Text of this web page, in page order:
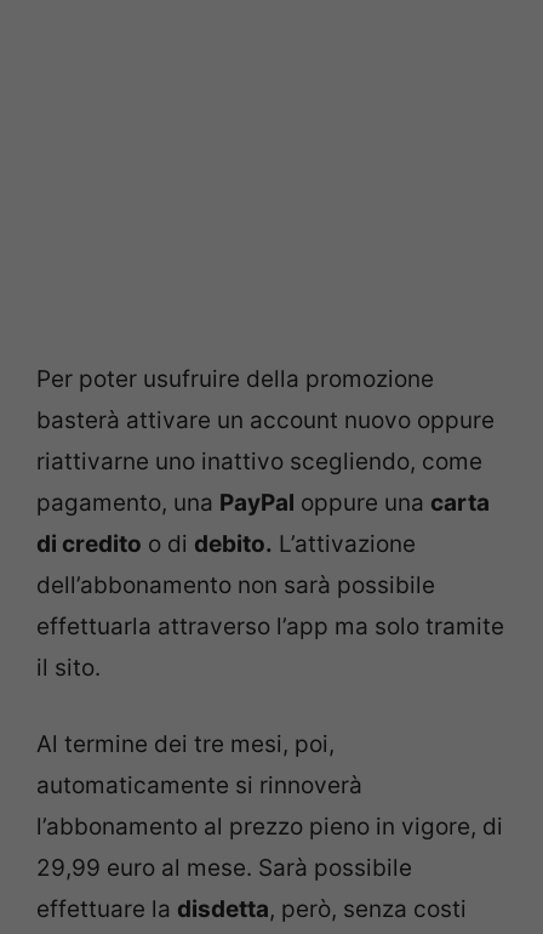
Per poter usufruire della promozione
basterà attivare un account nuovo oppure
riattivarne uno inattivo scegliendo, come
pagamento, una PayPal oppure una carta
di credito o di debito. L’attivazione
dell’abbonamento non sarà possibile
effettuarla attraverso l’app ma solo tramite
il sito.
Al termine dei tre mesi, poi,
automaticamente si rinnoverà
l’abbonamento al prezzo pieno in vigore, di
29,99 euro al mese. Sarà possibile
effettuare la disdetta, però, senza costi